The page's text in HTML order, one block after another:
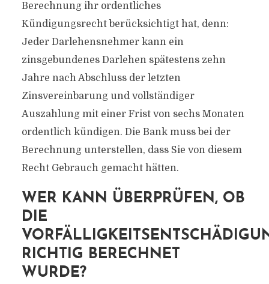
Berechnung ihr ordentliches
Kündigungsrecht berücksichtigt hat, denn:
Jeder Darlehensnehmer kann ein
zinsgebundenes Darlehen spätestens zehn
Jahre nach Abschluss der letzten
Zinsvereinbarung und vollständiger
Auszahlung mit einer Frist von sechs Monaten
ordentlich kündigen. Die Bank muss bei der
Berechnung unterstellen, dass Sie von diesem
Recht Gebrauch gemacht hätten.
WER KANN ÜBERPRÜFEN, OB
DIE
RICHTIG BERECHNET
WURDE?